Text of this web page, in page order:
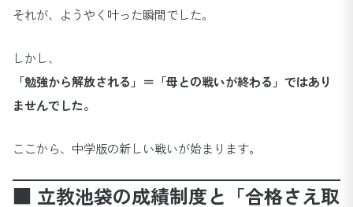
それが、ようやく叶った瞬間でした。
しかし、
「勉強から解放される」＝「母との戦いが終わる」ではあり
ませんでした。
ここから、中学版の新しい戦いが始まります。
■ 立教池袋の成績制度と「合格さえ取